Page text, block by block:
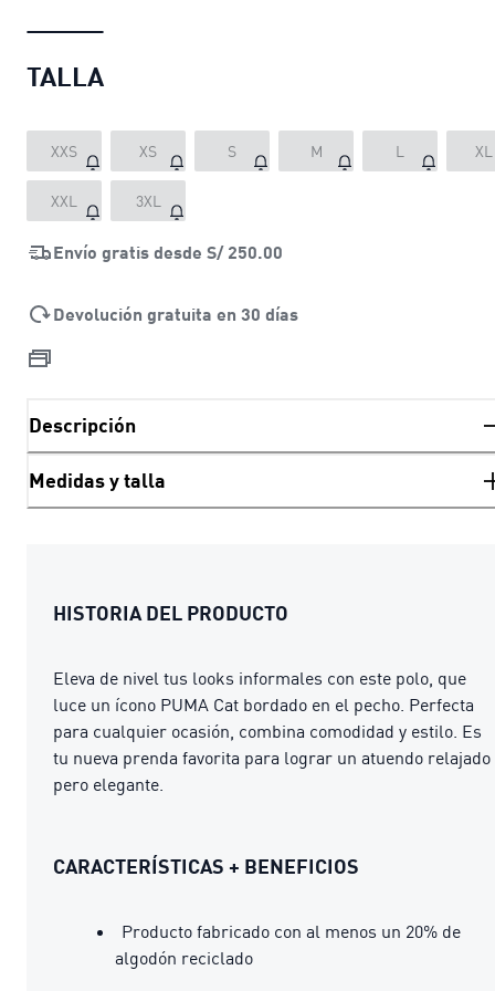
TALLA
XXS XS S M L XL
XXL 3XL
Envío gratis desde S/ 250.00
Devolución gratuita en 30 días
Descripción
Medidas y talla
HISTORIA DEL PRODUCTO
Eleva de nivel tus looks informales con este polo, que
luce un ícono PUMA Cat bordado en el pecho. Perfecta
para cualquier ocasión, combina comodidad y estilo. Es
tu nueva prenda favorita para lograr un atuendo relajado
pero elegante.
CARACTERÍSTICAS + BENEFICIOS
Producto fabricado con al menos un 20% de
algodón reciclado